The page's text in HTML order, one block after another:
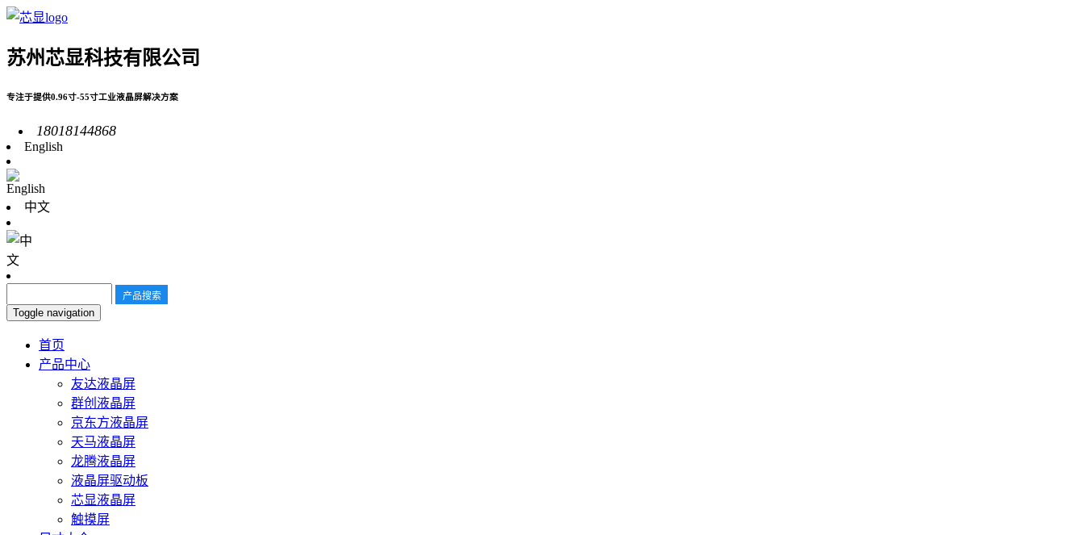
苏州芯显科技有限公司
专注于提供0.96寸-55寸工业液晶屏解决方案
18018144868
English
中文
Toggle navigation
首页
产品中心
友达液晶屏
群创液晶屏
京东方液晶屏
天马液晶屏
龙腾液晶屏
液晶屏驱动板
芯显液晶屏
触摸屏